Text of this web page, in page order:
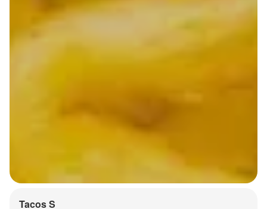
Tacos S